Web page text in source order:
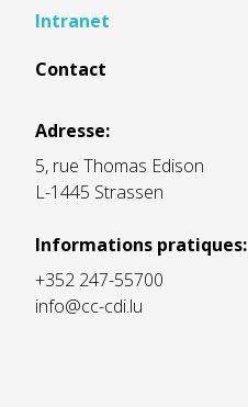
Intranet
Contact
Adresse:
5, rue Thomas Edison
L-1445 Strassen
Informations pratiques:
+352 247-55700
info@cc-cdi.lu